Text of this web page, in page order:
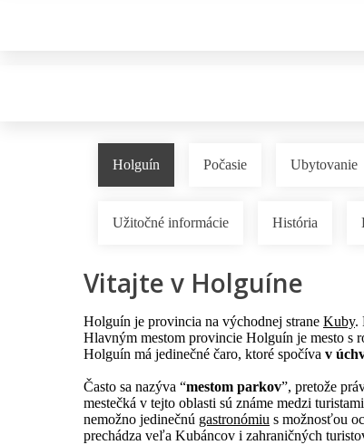
Holguín Počasie Ubytovanie
Užitočné informácie História
Vitajte v Holguíne
Holguín je provincia na východnej strane Kuby.
Hlavným mestom provincie Holguín je mesto s
Holguín má jedinečné čaro, ktoré spočíva v
Často sa nazýva “mestom parkov”, pretože
mestečká v tejto oblasti sú známe medzi
nemožno jedinečnú gastronómiu s možnosťou
prechádza veľa Kubáncov i zahraničných